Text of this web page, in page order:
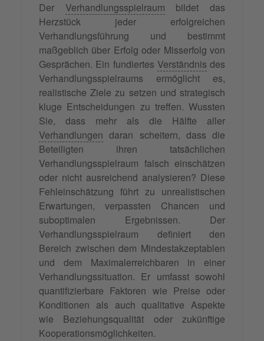
Der Verhandlungsspielraum bildet das
Herzstück jeder erfolgreichen
Verhandlungsführung und bestimmt
maßgeblich über Erfolg oder Misserfolg von
Gesprächen. Ein fundiertes Verständnis des
Verhandlungsspielraums ermöglicht es,
realistische Ziele zu setzen und strategisch
kluge Entscheidungen zu treffen. Wussten
Sie, dass mehr als die Hälfte aller
Verhandlungen daran scheitern, dass die
Beteiligten ihren tatsächlichen
Verhandlungsspielraum falsch einschätzen
oder nicht ausreichend analysieren? Diese
Fehleinschätzung führt zu unrealistischen
Erwartungen, verpassten Chancen und
suboptimalen Ergebnissen. Der
Verhandlungsspielraum definiert den
Bereich zwischen dem Mindestakzeptablen
und dem Maximalerreichbaren in einer
Verhandlungssituation. Er umfasst sowohl
quantifizierbare Faktoren wie Preise oder
Konditionen als auch qualitative Aspekte
wie Beziehungsqualität oder zukünftige
Kooperationsmöglichkeiten.